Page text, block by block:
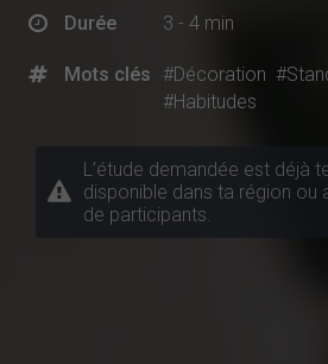
Durée 3 - 4 min
Mots clés #Décoration
#Habitudes
L’étude demandée est déjà
disponible dans ta région ou
de participants.